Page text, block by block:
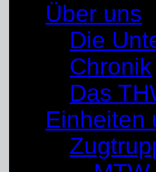
Über uns
Die
Chronik
Das
Einheiten